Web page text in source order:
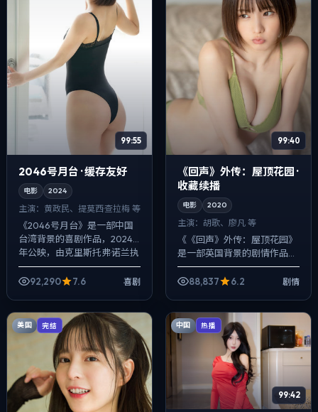
99:55
2046号月台 · 缓存友好
电影 2024
主演： 黄政民、提莫西·查拉梅 等
《2046号月台》是一部中国
台湾背景的喜剧作品，2024
年公映，由克里斯托弗·诺兰执
导，黄政民、提莫西·查拉梅、
范伟等主演。配乐克制，关键
92,290 7.6 喜剧
99:40
《回声》外传：屋顶花园 ·
收藏续播
电影 2020
主演： 胡歌、廖凡 等
《《回声》外传：屋顶花园》
是一部英国背景的剧情作品，
2020年公映，由毕赣执导，
胡歌、廖凡、雷佳音等主演。
88,837 6.2 剧情
美国 完结 中国 热播
99:42